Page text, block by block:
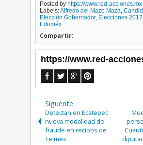
Posted by https://www.red-acciones.mx
Labels:Alfredo del Mazo Maza,
Elección Gobernador, Elecciones 2017
Edoméx
Compartir:
https://www.red-
Siguente
Detectan en Ecatepec
nueva modalidad de
fraude en recibos de
Telmex